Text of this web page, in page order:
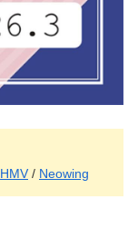
HMV / Neowing